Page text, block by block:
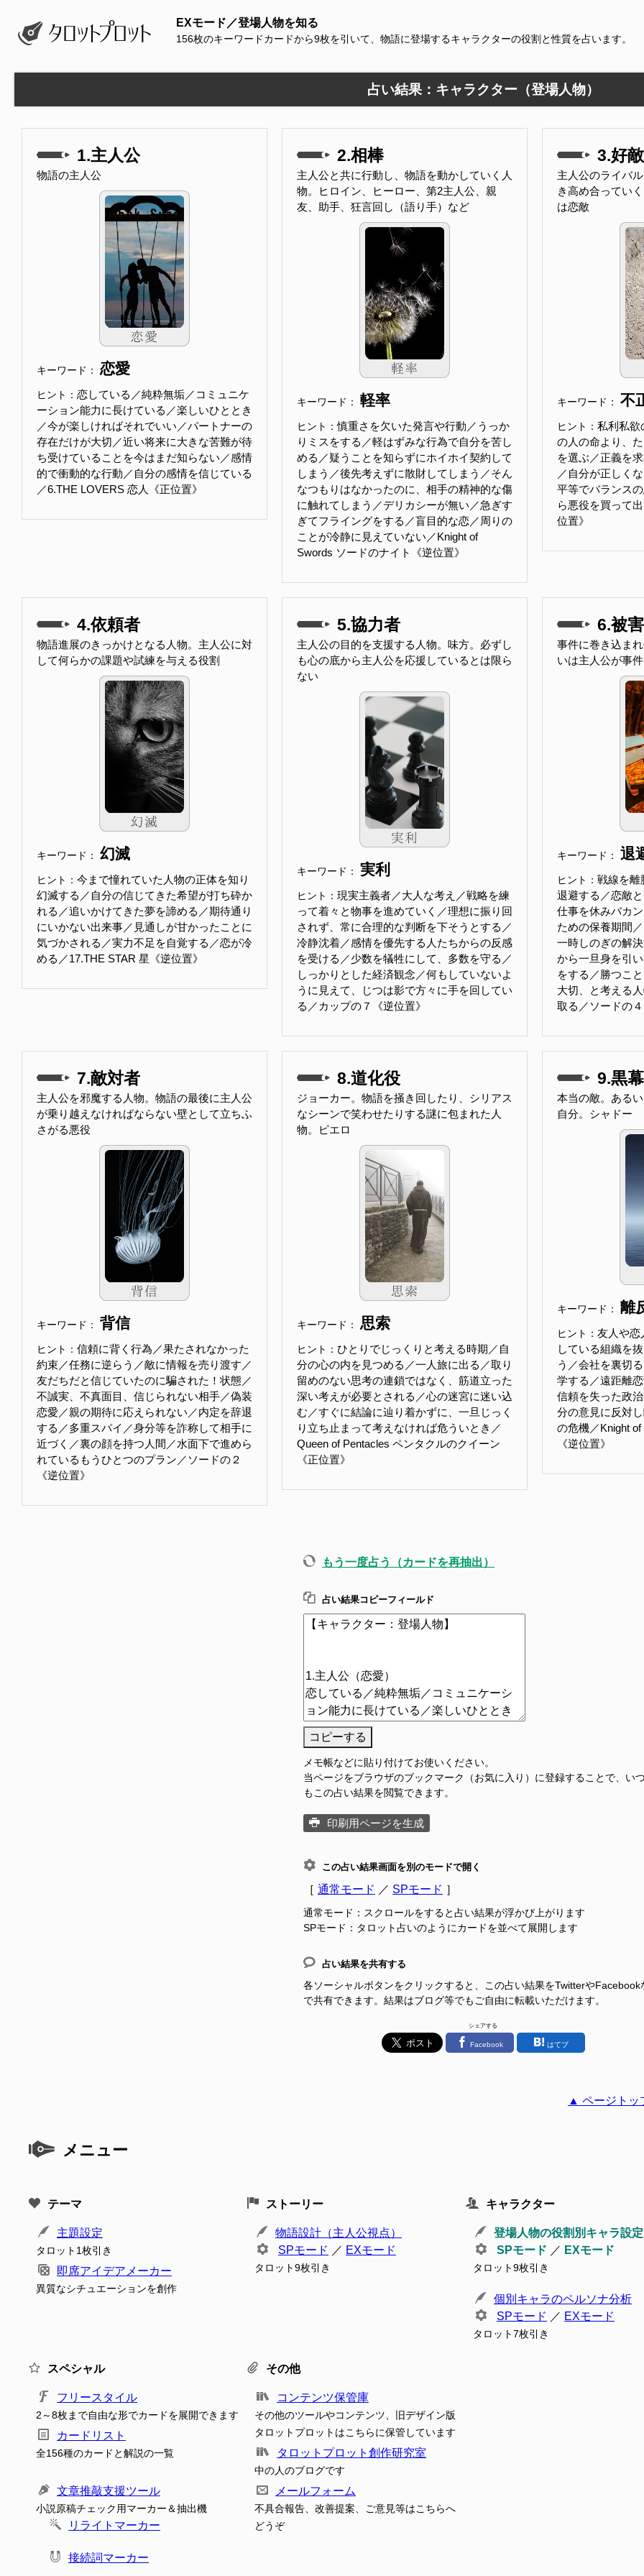
EXモード／登場人物を知る
156枚のキーワードカードから9枚を引いて、物語に登場するキャラクターの役割と性質を占います。
占い結果：キャラクター（登場人物）
1.主人公
物語の主人公
キーワード： 恋愛
ヒント： 恋している／純粋無垢／コミュニケ
ーション能力に長けている／楽しいひととき
／今が楽しければそれでいい／パートナーの
存在だけが大切／近い将来に大きな苦難が待
ち受けていることを今はまだ知らない／感情
的で衝動的な行動／自分の感情を信じている
／6.THE LOVERS 恋人《正位置》
2.相棒
主人公と共に行動し、物語を動かしていく人
物。ヒロイン、ヒーロー、第2主人公、親
友、助手、狂言回し（語り手）など
キーワード： 軽率
ヒント：慎重さを欠いた発言や行動／うっか
りミスをする／軽はずみな行為で自分を苦し
める／疑うことを知らずにホイホイ契約して
しまう／後先考えずに散財してしまう／そん
なつもりはなかったのに、相手の精神的な傷
に触れてしまう／デリカシーが無い／急ぎす
ぎてフライングをする／盲目的な恋／周りの
ことが冷静に見えていない／Knight of
Swords ソードのナイト《逆位置》
3.好
主人公のライバ
き高め合ってい
は恋敵
キーワード： 不
ヒント： 私利私欲
の人の命より、
を選ぶ／正義を
／自分が正しく
平等でバランス
ら悪役を買って
位置》
4.依頼者
物語進展のきっかけとなる人物。主人公に対
して何らかの課題や試練を与える役割
キーワード： 幻滅
ヒント： 今まで憧れていた人物の正体を知り
幻滅する／自分の信じてきた希望が打ち砕か
れる／追いかけてきた夢を諦める／期待通り
にいかない出来事／見通しが甘かったことに
気づかされる／実力不足を自覚する／恋が冷
める／17.THE STAR 星《逆位置》
5.協力者
主人公の目的を支援する人物。味方。必ずし
も心の底から主人公を応援しているとは限ら
ない
キーワード： 実利
ヒント： 現実主義者／大人な考え／戦略を練
って着々と物事を進めていく／理想に振り回
されず、常に合理的な判断を下そうとする／
冷静沈着／感情を優先する人たちからの反感
を受ける／少数を犠牲にして、多数を守る／
しっかりとした経済観念／何もしていないよ
うに見えて、じつは影で方々に手を回してい
る／カップの７《逆位置》
6.被
事件に巻き込ま
いは主人公が事
キーワード： 退
ヒント： 戦線を離
退避する／恋敵
仕事を休みバカ
ための保養期間
一時しのぎの解
から一旦身を引
をする／勝つこ
大切、と考える
取る／ソードの
7.敵対者
主人公を邪魔する人物。物語の最後に主人公
が乗り越えなければならない壁として立ちふ
さがる悪役
キーワード： 背信
ヒント： 信頼に背く行為／果たされなかった
約束／任務に逆らう／敵に情報を売り渡す／
友だちだと信じていたのに騙された！状態／
不誠実、不真面目、信じられない相手／偽装
恋愛／親の期待に応えられない／内定を辞退
する／多重スパイ／身分等を詐称して相手に
近づく／裏の顔を持つ人間／水面下で進めら
れているもうひとつのプラン／ソードの２
《逆位置》
8.道化役
ジョーカー。物語を掻き回したり、シリアス
なシーンで笑わせたりする謎に包まれた人
物。ピエロ
キーワード： 思索
ヒント： ひとりでじっくりと考える時期／自
分の心の内を見つめる／一人旅に出る／取り
留めのない思考の連鎖ではなく、筋道立った
深い考えが必要とされる／心の迷宮に迷い込
む／すぐに結論に辿り着かずに、一旦じっく
り立ち止まって考えなければ危ういとき／
Queen of Pentacles ペンタクルのクイーン
《正位置》
9.黒幕
本当の敵。ある
自分。シャドー
キーワード： 離
ヒント： 友人や恋
している組織を
う／会社を裏切
学する／遠距離
信頼を失った政
分の意見に反対
の危機／Knight
《逆位置》
もう一度占う（カードを再抽出）
占い結果コピーフィールド
コピーする
メモ帳などに貼り付けてお使いください。
当ページをブラウザのブックマーク（お気に入り）に登録することで、い
もこの占い結果を閲覧できます。
印刷用ページを生成
この占い結果画面を別のモードで開く
［ 通常モード ／ SPモード ］
通常モード：スクロールをすると占い結果が浮かび上がります
SPモード：タロット占いのようにカードを並べて展開します
占い結果を共有する
各ソーシャルボタンをクリックすると、この占い結果をTwitterやFacebook
で共有できます。結果はブログ等でもご自由に転載いただけます。
シェアする
Facebook はてブ
▲ ページトッ
メニュー
テーマ
主題設定
タロット1枚引き
即席アイデアメーカー
異質なシチュエーションを創作
ストーリー
物語設計（主人公視点）
SPモード ／ EXモード
タロット9枚引き
キャラクター
登場人物の役割別キャラ設定
SPモード ／ EXモード
タロット9枚引き
個別キャラのペルソナ分析
SPモード ／ EXモード
タロット7枚引き
スペシャル
フリースタイル
2～8枚まで自由な形でカードを展開できます
カードリスト
全156種のカードと解説の一覧
文章推敲支援ツール
小説原稿チェック用マーカー＆抽出機
リライトマーカー
接続詞マーカー
その他
コンテンツ保管庫
その他のツールやコンテンツ、旧デザイン版
タロットプロットはこちらに保管しています
タロットプロット創作研究室
中の人のブログです
メールフォーム
不具合報告、改善提案、ご意見等はこちらへ
どうぞ